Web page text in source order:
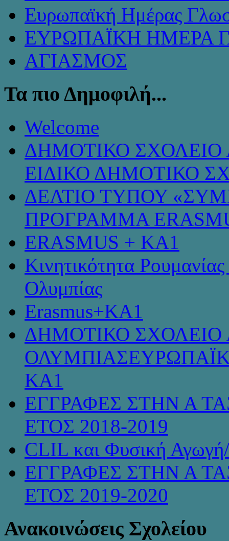
Ευρωπαϊκή Ημέρας
ΕΥΡΩΠΑΪΚΗ ΗΜΕΡΑ
ΑΓΙΑΣΜΟΣ
Τα πιο Δημοφιλή...
Welcome
ΔΗΜΟΤΙΚΟ ΣΧΟΛΕΙΟ
ΕΙΔΙΚΟ ΔΗΜΟΤΙΚΟ
ΔΕΛΤΙΟ ΤΥΠΟΥ
ΠΡΟΓΡΑΜΜΑ
ERASMUS + KA1
Κινητικότητα
Ολυμπίας
Erasmus+KA1
ΔΗΜΟΤΙΚΟ ΣΧΟΛΕΙΟ
KA1
ΕΓΓΡΑΦΕΣ ΣΤΗΝ Α
ΕΤΟΣ 2018-2019
CLIL και Φυσική
ΕΓΓΡΑΦΕΣ ΣΤΗΝ Α
ΕΤΟΣ 2019-2020
Ανακοινώσεις Σχολείου